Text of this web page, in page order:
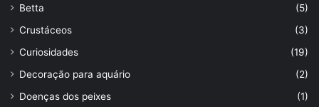
Betta
(5)
Crustáceos
(3)
Curiosidades
(19)
Decoração para aquário
(2)
Doenças dos peixes
(1)